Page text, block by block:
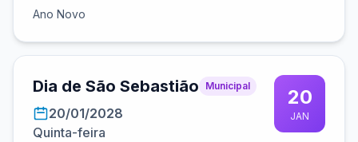
Ano Novo
Dia de São Sebastião Municipal
20/01/2028
Quinta-feira
20
JAN